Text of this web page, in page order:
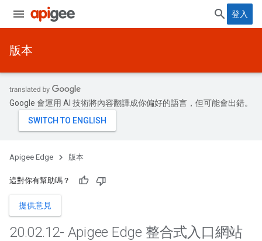
登入
版本
Google 會運用 AI 技術將內容翻譯成你偏好的語言，但可能會出錯。
Apigee Edge 版本
這對你有幫助嗎？
提供意見
20.02.12- Apigee Edge 整合式入口網站